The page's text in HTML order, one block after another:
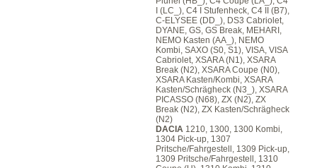
I (LC_), C4 I Stufenheck, C4 II (B7),
C-ELYSEE (DD_), DS3 Cabriolet,
DYANE, GS, GS Break, MEHARI,
NEMO Kasten (AA_), NEMO
Kombi, SAXO (S0, S1), VISA, VISA
Cabriolet, XSARA (N1), XSARA
Break (N2), XSARA Coupe (N0),
XSARA Kasten/Kombi, XSARA
Kasten/Schrägheck (N3_), XSARA
PICASSO (N68), ZX (N2), ZX
Break (N2), ZX Kasten/Schrägheck
(N2)
DACIA 1210, 1300, 1300 Kombi,
1304 Pick-up, 1307
Pritsche/Fahrgestell, 1309 Pick-up,
1309 Pritsche/Fahrgestell, 1310